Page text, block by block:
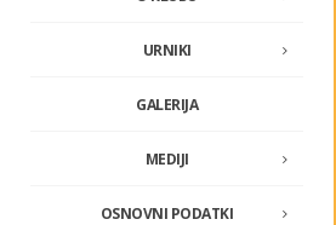
URNIKI
GALERIJA
MEDIJI
OSNOVNI PODATKI